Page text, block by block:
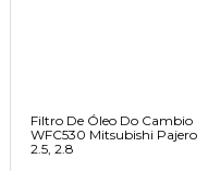
Filtro De Óleo Do Cambio
WFC530 Mitsubishi Pajero
2.5, 2.8